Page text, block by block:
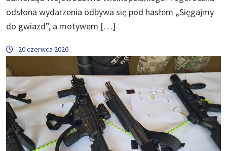
odsłona wydarzenia odbywa się pod hasłem „Sięgajmy
do gwiazd”, a motywem […]
20 czerwca 2026